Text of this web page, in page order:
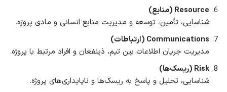
Resource (منابع)
شناسایی، تأمین، توسعه و مدیریت منابع انسانی و مادی پروژه.
Communications (ارتباطات)
مدیریت جریان اطلاعات بین تیم، ذینفعان و افراد مرتبط با پروژه.
Risk (ریسک‌ها)
شناسایی، تحلیل و پاسخ به ریسک‌ها و ناپایداری‌های پروژه.